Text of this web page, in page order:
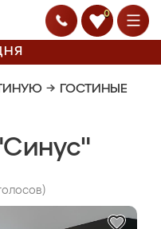
0
→ ГОСТИНЫЕ